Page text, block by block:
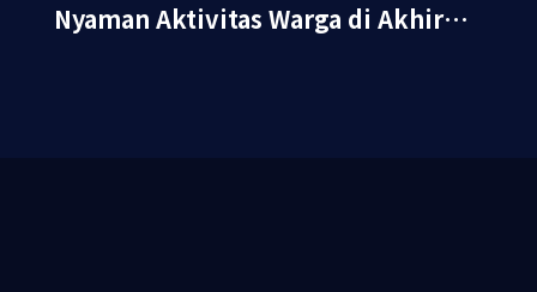
Nyaman Aktivitas Warga di Akhir